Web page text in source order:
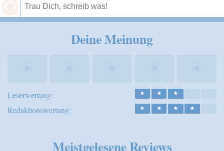
Deine Meinung
Leserwertung: ★ ★ ★
Redaktionswertung: ★ ★ ★ ★
Meistgelesene Reviews